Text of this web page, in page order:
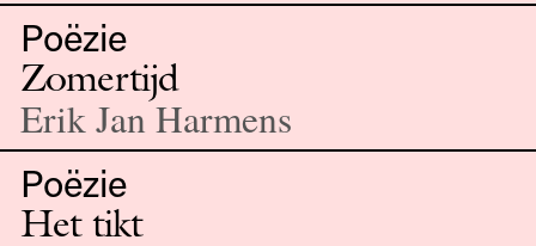
Poëzie
Zomertijd
Erik Jan Harmens
Poëzie
Het tikt